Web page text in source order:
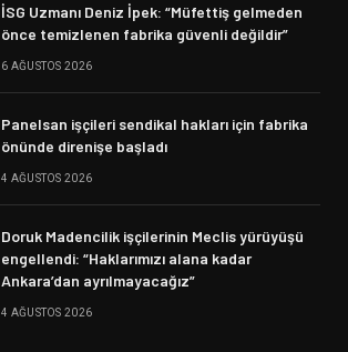
İSG Uzmanı Deniz İpek: “Müfettiş gelmeden
önce temizlenen fabrika güvenli değildir”
6 AĞUSTOS 2026
Panelsan işçileri sendikal hakları için fabrika
önünde direnişe başladı
4 AĞUSTOS 2026
Doruk Madencilik işçilerinin Meclis yürüyüşü
engellendi: “Haklarımızı alana kadar
Ankara’dan ayrılmayacağız”
4 AĞUSTOS 2026